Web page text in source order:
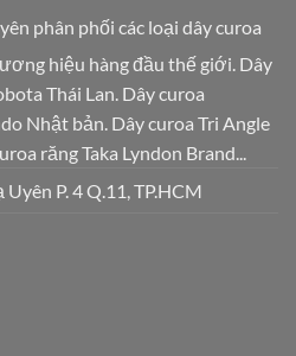
phân phối các loại dây curoa
hiệu hàng đầu thế giới. Dây
Thái Lan. Dây curoa
Nhật bản. Dây curoa Tri Angle
răng Taka Lyndon Brand...
P. 4 Q.11, TP.HCM